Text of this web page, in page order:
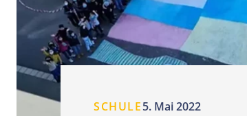
SCHULE5. Mai 2022